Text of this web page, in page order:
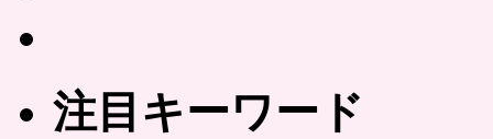
注目キーワード